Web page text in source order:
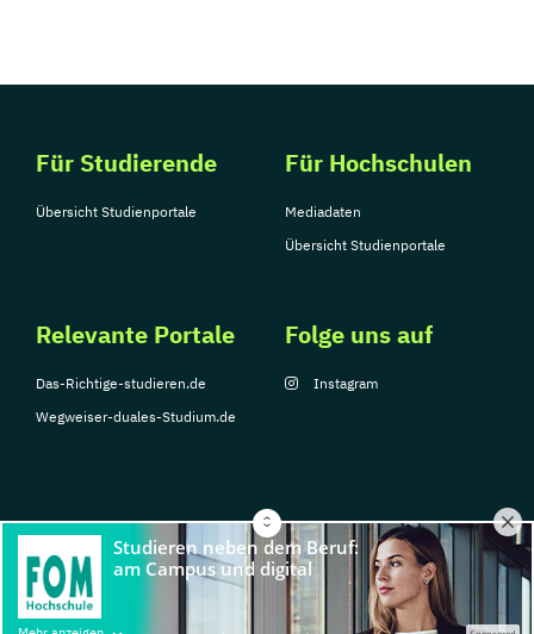
Für Studierende
Übersicht Studienportale
Für Hochschulen
Mediadaten
Übersicht Studienportale
Relevante Portale
Das-Richtige-studieren.de
Wegweiser-duales-Studium.de
Folge uns auf
Instagram
© Copyright 2026, TarGroup Media GmbH
Impressum
Datenschutzerklärung Nutzungsbedingungen